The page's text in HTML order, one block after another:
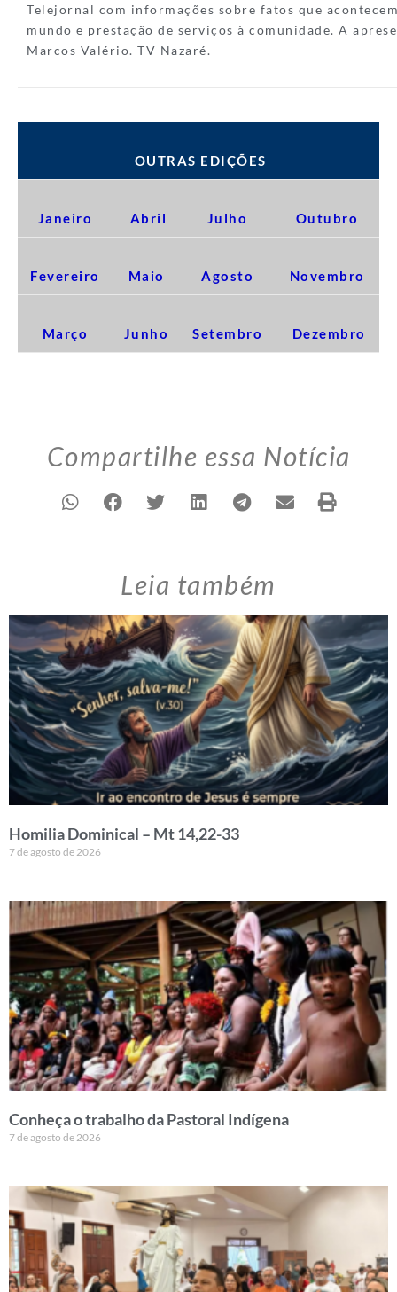
Telejornal com informações sobre fatos que
mundo e prestação de serviços à comunidade. A
Marcos Valério. TV Nazaré.
OUTRAS EDIÇÕES
Janeiro Abril Julho Outubro
Fevereiro Maio Agosto Novembro
Março Junho Setembro Dezembro
Compartilhe essa Notícia
Leia também
Homilia Dominical – Mt 14,22-33
7 de agosto de 2026
Conheça o trabalho da Pastoral Indígena
7 de agosto de 2026